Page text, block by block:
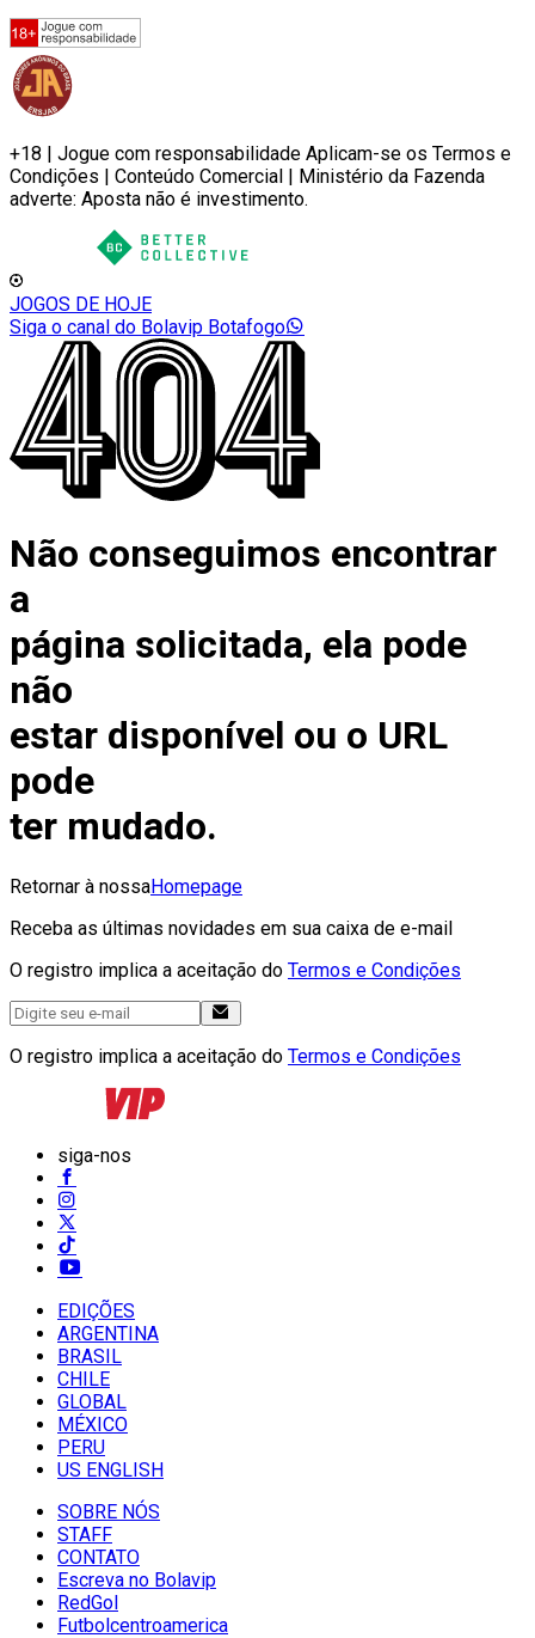
+18 | Jogue com responsabilidade Aplicam-se os Termos e
Condições | Conteúdo Comercial | Ministério da Fazenda
adverte: Aposta não é investimento.
JOGOS DE HOJE
Siga o canal do Bolavip Botafogo
Não conseguimos encontrar
a
página solicitada, ela pode
não
estar disponível ou o URL
pode
ter mudado.
Retornar à nossaHomepage
Receba as últimas novidades em sua caixa de e-mail
O registro implica a aceitação do Termos e Condições
O registro implica a aceitação do Termos e Condições
siga-nos
EDIÇÕES
ARGENTINA
BRASIL
CHILE
GLOBAL
MÉXICO
PERU
US ENGLISH
SOBRE NÓS
STAFF
CONTATO
Escreva no Bolavip
RedGol
Futbolcentroamerica